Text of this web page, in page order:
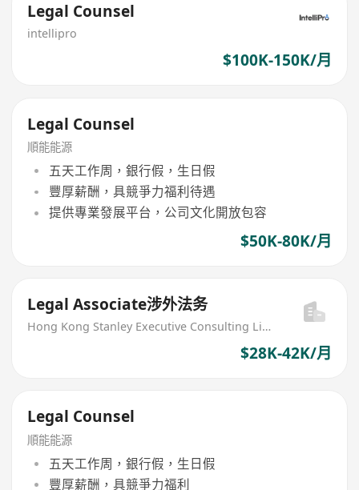
Legal Counsel
intellipro
$100K-150K/月
Legal Counsel
順能能源
五天工作周，銀行假，生日假
豐厚薪酬，具競爭力福利待遇
提供專業發展平台，公司文化開放包容
$50K-80K/月
Legal Associate涉外法务
Hong Kong Stanley Executive Consulting Limited
$28K-42K/月
Legal Counsel
順能能源
五天工作周，銀行假，生日假
豐厚薪酬，具競爭力福利